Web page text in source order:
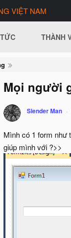
VIỆT NAM
THÀNH
Mọi người
Slender Man
Mình có 1 form như
giúp mình với ?>>